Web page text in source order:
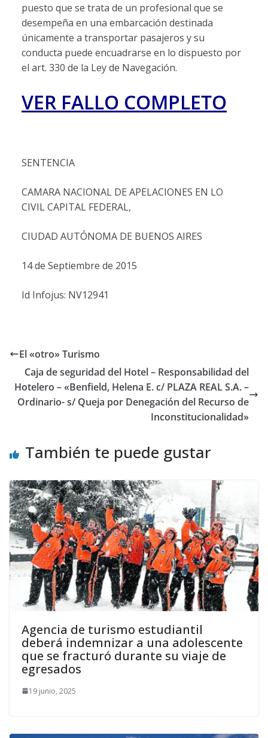
puesto que se trata de un profesional que se
desempeña en una embarcación destinada
únicamente a transportar pasajeros y su
conducta puede encuadrarse en lo dispuesto por
el art. 330 de la Ley de Navegación.
VER FALLO COMPLETO
SENTENCIA
CAMARA NACIONAL DE APELACIONES EN LO
CIVIL CAPITAL FEDERAL,
CIUDAD AUTÓNOMA DE BUENOS AIRES
14 de Septiembre de 2015
Id Infojus: NV12941
El «otro» Turismo
Caja de seguridad del Hotel – Responsabilidad del
Hotelero – «Benfield, Helena E. c/ PLAZA REAL S.A. –
Ordinario- s/ Queja por Denegación del Recurso de
Inconstitucionalidad»
También te puede gustar
Agencia de turismo estudiantil
deberá indemnizar a una adolescente
que se fracturó durante su viaje de
egresados
19 junio, 2025